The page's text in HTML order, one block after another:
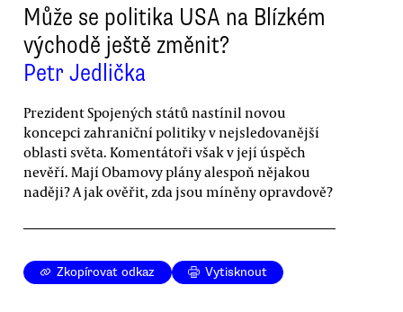
Může se politika USA na Blízkém
východě ještě změnit?
Petr Jedlička
Prezident Spojených států nastínil novou
koncepci zahraniční politiky v nejsledovanější
oblasti světa. Komentátoři však v její úspěch
nevěří. Mají Obamovy plány alespoň nějakou
naději? A jak ověřit, zda jsou míněny opravdově?
Zkopírovat odkaz Vytisknout